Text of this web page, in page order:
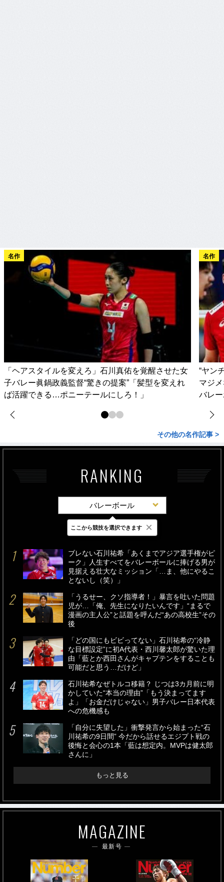
名作
「ヘアスタイルを変えろ」石川真佑を覚醒させた女
子バレー眞鍋政義監督“驚きの提案”「髪型を変えれ
ば活躍できる…ポニーテールにしろ！」
名作
“ヤン
マジ
バレ
その他の名作記事 >
RANKING
バレーボール
最新 24時間 週間
ブレない石川祐希「あくまでアジア選手権がピ
ーク」人生すべてをバレーボールに捧げる男が
見据える壮大なミッション「…ま、他にやるこ
とないし（笑）」
「うるせー、クソ指導者！」暴言を吐いた問題
児が…「俺、先生になりたいんです」“まるで
漫画の主人公”と話題を呼んだ“あの高校生”その
後
「どの国にもビビってない」石川祐希の“冷静
な目標設定”に初A代表・西川馨太郎が驚いた理
由「藍とか西田さんがキャプテンをすることも
可能だと思う…だけど」
石川祐希なぜトルコ移籍？ じつは3カ月前に明
かしていた“本当の理由”「もう決まってます
よ」「お金だけじゃない」男子バレー日本代表
への危機感も
「自分に失望した」衝撃発言から始まった“石
川祐希の9日間” 今だから話せるエジプト戦の
後悔と会心の1本「藍は想定内。MVPは健太郎
さんに」
もっと見る
MAGAZINE
最新号
ここから競技を選択できます ×